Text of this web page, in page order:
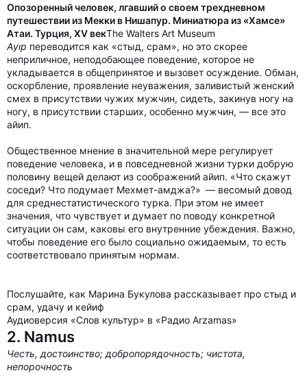
Опозоренный человек, лгавший о своем трехдневном
путешествии из Мекки в Нишапур. Миниатюра из «Хамсе»
Атаи. Турция, XV векThe Walters Art Museum
Аyıp переводится как «стыд, срам», но это скорее
неприличное, неподобающее поведение, которое не
укладывается в общепринятое и вызовет осуждение. Обман,
оскорбление, проявление неуважения, заливистый женский
смех в присутствии чужих мужчин, сидеть, закинув ногу на
ногу, в присутствии старших, особенно мужчин, — все это
айип.
Общественное мнение в значительной мере регулирует
поведение человека, и в повседневной жизни турки добрую
половину вещей делают из соображений айип. «Что скажут
соседи? Что подумает Мехмет-амджа?» — весомый довод
для среднестатистического турка. При этом не имеет
значения, что чувствует и думает по поводу конкретной
ситуации он сам, каковы его внутренние убеждения. Важно,
чтобы поведение его было социально ожидаемым, то есть
соответствовало принятым нормам.
Послушайте, как Марина Букулова рассказывает про стыд и
срам, удачу и кейиф
Аудиоверсия «Слов культур» в «Радио Arzamas»
2. Namus
Честь, достоинство; добропорядочность; чистота,
непорочность